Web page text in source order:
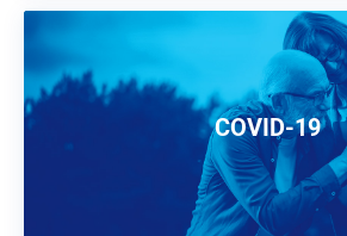
COVID-19